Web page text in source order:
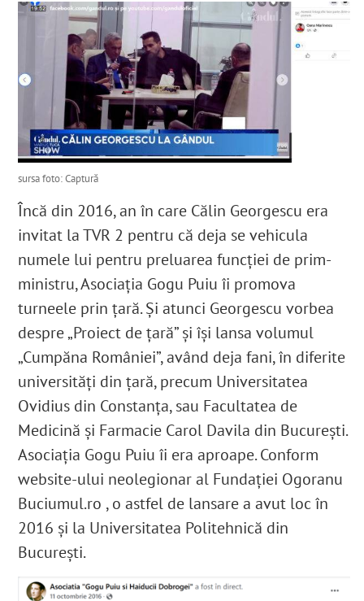
sursa foto: Captură
Încă din 2016, an în care Călin Georgescu era
invitat la TVR 2 pentru că deja se vehicula
numele lui pentru preluarea funcției de prim-
ministru, Asociația Gogu Puiu îi promova
turneele prin țară. Și atunci Georgescu vorbea
despre „Proiect de țară” și își lansa volumul
„Cumpăna României”, având deja fani, în diferite
universități din țară, precum Universitatea
Ovidius din Constanța, sau Facultatea de
Medicină și Farmacie Carol Davila din București.
Asociația Gogu Puiu îi era aproape. Conform
website-ului neolegionar al Fundației Ogoranu
Buciumul.ro , o astfel de lansare a avut loc în
2016 și la Universitatea Politehnică din
București.